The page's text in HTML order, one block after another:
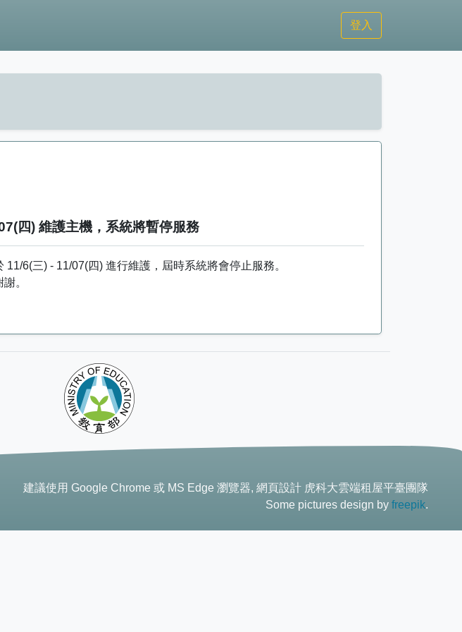
登入
四) 維護主機，系統將暫停服務
6(三) - 11/07(四) 進行維護，屆時系統將會停止服務。
。
建議使用 Google Chrome 或 MS Edge 瀏覽器, 網頁設計 虎科大雲端租屋平臺團隊
Some pictures design by freepik.